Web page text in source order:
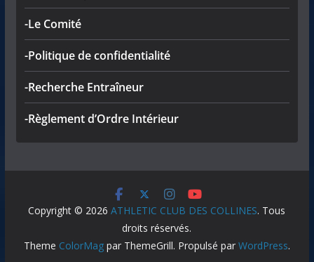
-Le Comité
-Politique de confidentialité
-Recherche Entraîneur
-Règlement d’Ordre Intérieur
Copyright © 2026ATHLETIC CLUB DES COLLINES. Tous
droits réservés.
Theme ColorMagpar ThemeGrill. Propulsé par WordPress.